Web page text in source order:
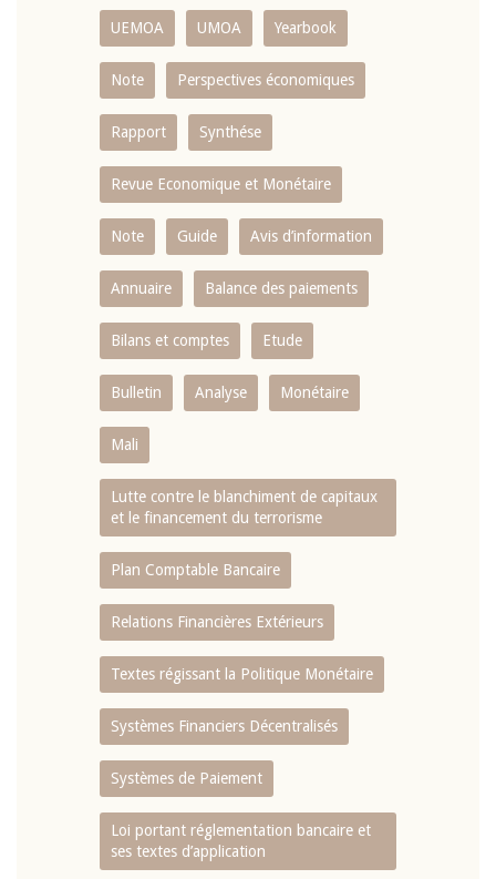
UEMOA UMOA Yearbook
Note Perspectives économiques
Rapport Synthése
Revue Economique et Monétaire
Note Guide Avis d’information
Annuaire Balance des paiements
Bilans et comptes Etude
Bulletin Analyse Monétaire
Mali
Lutte contre le blanchiment de capitaux
et le financement du terrorisme
Plan Comptable Bancaire
Relations Financières Extérieurs
Textes régissant la Politique Monétaire
Systèmes Financiers Décentralisés
Systèmes de Paiement
Loi portant réglementation bancaire et
ses textes d’application